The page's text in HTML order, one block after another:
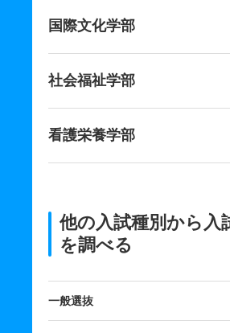
国際文化学部
社会福祉学部
看護栄養学部
他の入試種別から入
を調べる
一般選抜